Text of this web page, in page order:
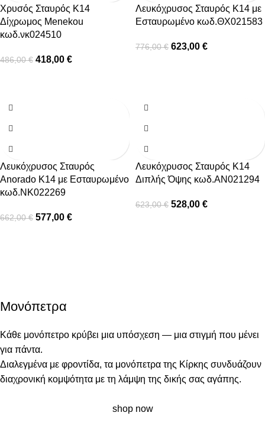
Χρυσός Σταυρός Κ14
Δίχρωμος Menekou
κωδ.νκ024510
486,00€ 418,00 €
Λευκόχρυσος Σταυρός Κ14 με
Εσταυρωμένο κωδ.ΘΧ021583
776,00€ 623,00 €
Λευκόχρυσος Σταυρός
Anorado Κ14 με Εσταυρωμένο
κωδ.ΝΚ022269
662,00€ 577,00 €
Λευκόχρυσος Σταυρός Κ14
Διπλής Όψης κωδ.ΑΝ021294
623,00€ 528,00 €
Μονόπετρα
Κάθε μονόπετρο κρύβει μια υπόσχεση — μια στιγμή που μένει
για πάντα.
Διαλεγμένα με φροντίδα, τα μονόπετρα της Κίρκης συνδυάζουν
διαχρονική κομψότητα με τη λάμψη της δικής σας αγάπης.
shop now